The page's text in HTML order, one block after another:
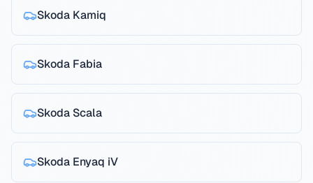
Skoda Kamiq
Skoda Fabia
Skoda Scala
Skoda Enyaq iV